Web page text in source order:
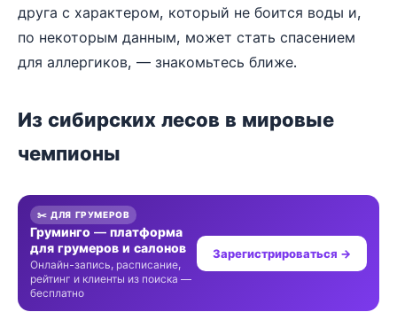
друга с характером, который не боится воды и,
по некоторым данным, может стать спасением
для аллергиков, — знакомьтесь ближе.
Из сибирских лесов в мировые
чемпионы
✂️ ДЛЯ ГРУМЕРОВ
Груминго — платформа
для грумеров и салонов
Онлайн-запись, расписание,
рейтинг и клиенты из поиска —
бесплатно
Зарегистрироваться →